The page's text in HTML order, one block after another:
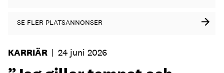
SE FLER PLATSANNONSER
KARRIÄR | 24 juni 2026